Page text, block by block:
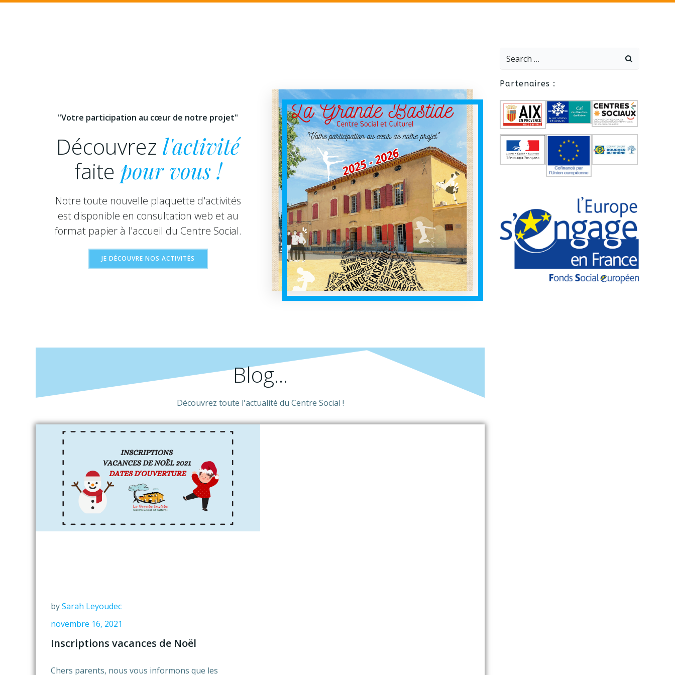
"Votre participation au cœur de notre projet"
Découvrez l'activité
faite pour vous !
Notre toute nouvelle plaquette d'activités
est disponible en consultation web et au
format papier à l'accueil du Centre Social.
JE DÉCOUVRE NOS ACTIVITÉS
Blog...
Découvrez toute l'actualité du Centre Social !
bySarah Leyoudec
novembre 16, 2021
Inscriptions vacances de Noël
Chers parents, nous vous informons que les
Search
Partenaires :